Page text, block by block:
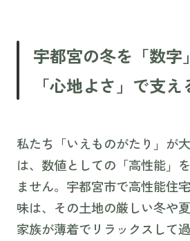
宇都宮の冬を「数字
「心地よさ」で支え
私たち「いえものがたり」が
は、数値としての「高性能」
ません。宇都宮市で高性能住
味は、その土地の厳しい冬や
家族が薄着でリラックスして